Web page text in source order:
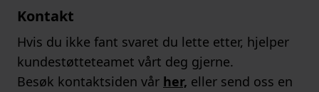
Kontakt
Hvis du ikke fant svaret du lette etter, hjelper
kundestøtteteamet vårt deg gjerne.
Besøk kontaktsiden vår her, eller send oss en